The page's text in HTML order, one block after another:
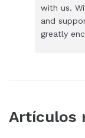
with us.
and
greatly
Artículos